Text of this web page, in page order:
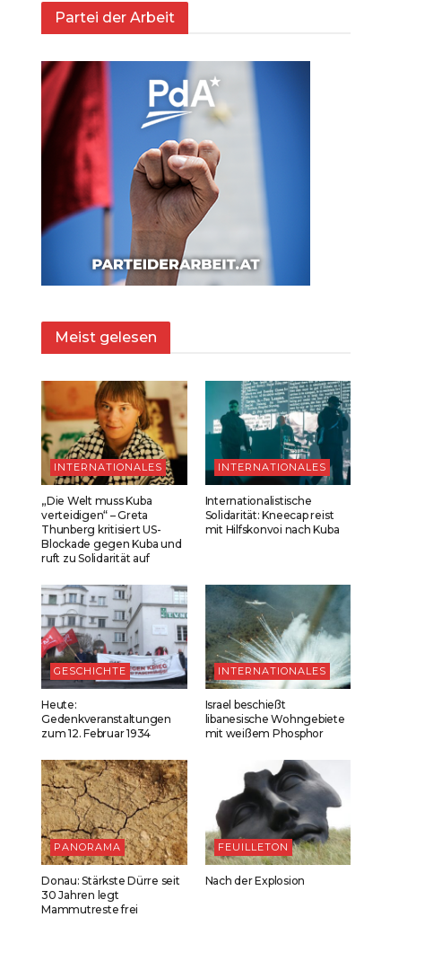
Partei der Arbeit
Meist gelesen
INTERNATIONALES
„Die Welt muss Kuba
verteidigen“ – Greta
Thunberg kritisiert US-
Blockade gegen Kuba und
ruft zu Solidarität auf
INTERNATIONALES
Internationalistische
Solidarität: Kneecap reist
mit Hilfskonvoi nach Kuba
GESCHICHTE
Heute:
Gedenkveranstaltungen
zum 12. Februar 1934
INTERNATIONALES
Israel beschießt
libanesische Wohngebiete
mit weißem Phosphor
PANORAMA
Donau: Stärkste Dürre seit
30 Jahren legt
Mammutreste frei
FEUILLETON
Nach der Explosion